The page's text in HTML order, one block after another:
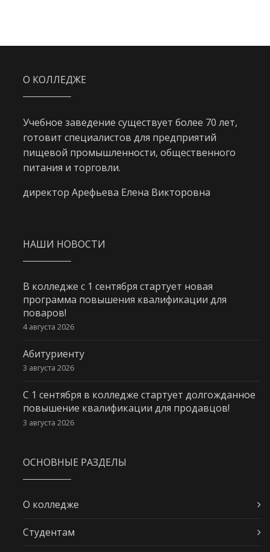
О КОЛЛЕДЖЕ
Учебное заведение существует более 70 лет,
готовит специалистов для предприятий
пищевой промышленности, общественного
питания и торговли.
директор Арефьева Елена Викторовна
НАШИ НОВОСТИ
В колледже с 1 сентября стартует новая
программа повышения квалификации для
поваров!
4 августа 2026
Абитуриенту
3 августа 2026
С 1 сентября в колледже стартует долгожданное
повышение квалификации для продавцов!
3 августа 2026
ОСНОВНЫЕ РАЗДЕЛЫ
О колледже
Студентам